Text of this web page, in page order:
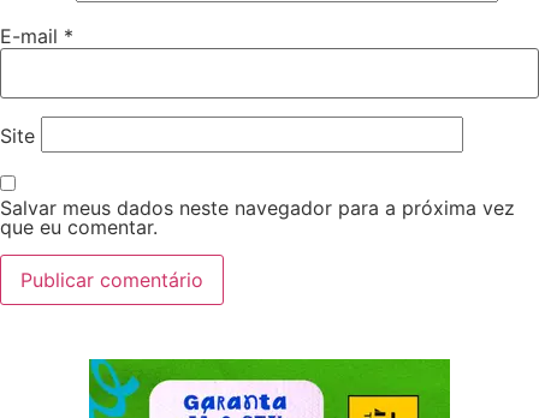
E-mail *
Site
Salvar meus dados neste navegador para a próxima vez
que eu comentar.